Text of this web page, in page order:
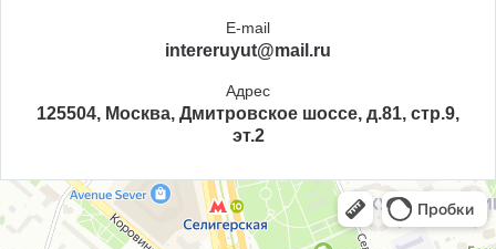
E-mail
intereruyut@mail.ru
Адрес
125504, Москва, Дмитровское шоссе, д.81, стр.9,
эт.2